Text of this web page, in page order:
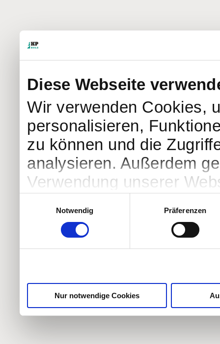
Diese Webseite
Wir verwenden Cookies,
personalisieren,
zu können und die
analysieren. Außerdem
Verwendung unserer
Partner führen diese
weiteren Daten
Notwendig
Präferenzen
Nur notwendige Cookies